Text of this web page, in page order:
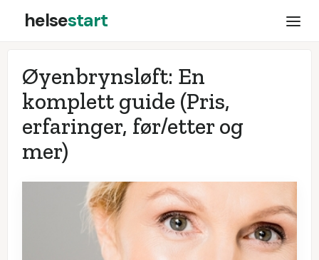
helsestart
Øyenbrynsløft: En
komplett guide (Pris,
erfaringer, før/etter og
mer)